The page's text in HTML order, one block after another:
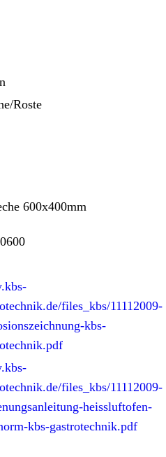
Roste
600x400mm
files_kbs/11112009-
kbs-
files_kbs/11112009-
heissluftofen-
kbs-gastrotechnik.pdf